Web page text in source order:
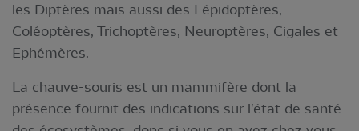
les Diptères mais aussi des Lépidoptères,
Coléoptères, Trichoptères, Neuroptères, Cigales et
Ephémères.
La chauve-souris est un mammifère dont la
présence fournit des indications sur l'état de santé